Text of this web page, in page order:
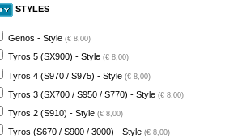
STYLES
Genos - Style (€ 8,00)
Tyros 5 (SX900) - Style (€ 8,00)
Tyros 4 (S970 / S975) - Style (€ 8,00)
Tyros 3 (SX700 / S950 / S770) - Style (€ 8,00)
Tyros 2 (S910) - Style (€ 8,00)
Tyros (S670 / S900 / 3000) - Style (€ 8,00)